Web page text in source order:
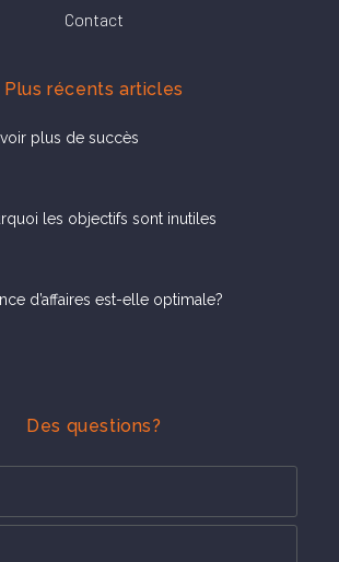
Contact
Plus récents articles
plus de succès
les objectifs sont inutiles
d’affaires est-elle optimale?
Des questions?